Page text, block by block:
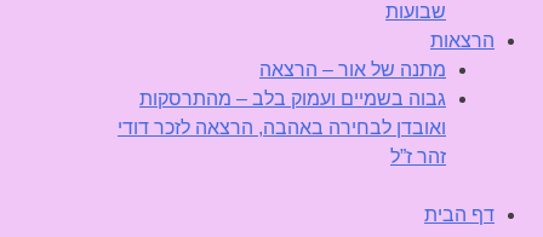
שבועות
הרצאות
מתנה של אור – הרצאה
גבוה בשמיים ועמוק בלב – מהתרסקות
ואובדן לבחירה באהבה, הרצאה לזכר דודי
זהר ז”ל
דף הבית